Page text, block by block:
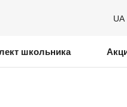
UA
школьника